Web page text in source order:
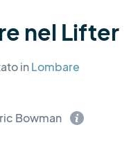
nel Lifter
inLombare
Bowman